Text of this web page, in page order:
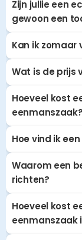
Zijn jullie een
gewoon een
Kan ik zomaar
Wat is de prijs
Hoeveel kost
eenmanszaak?
Hoe vind ik
Waarom een
richten?
Hoeveel kost
eenmanszaak